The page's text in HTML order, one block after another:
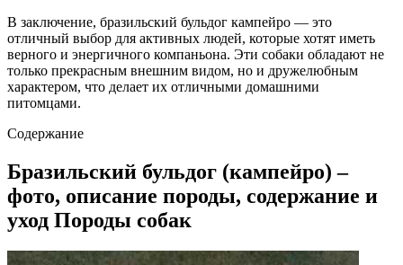
В заключение, бразильский бульдог кампейро — это
отличный выбор для активных людей, которые хотят иметь
верного и энергичного компаньона. Эти собаки обладают не
только прекрасным внешним видом, но и дружелюбным
характером, что делает их отличными домашними
питомцами.
Содержание
Бразильский бульдог (кампейро) –
фото, описание породы, содержание и
уход Породы собак